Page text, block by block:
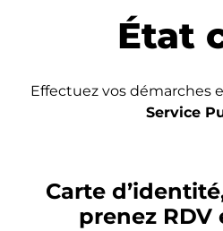
État
Effectuez vos démarches
Service
Carte
prenez RDV